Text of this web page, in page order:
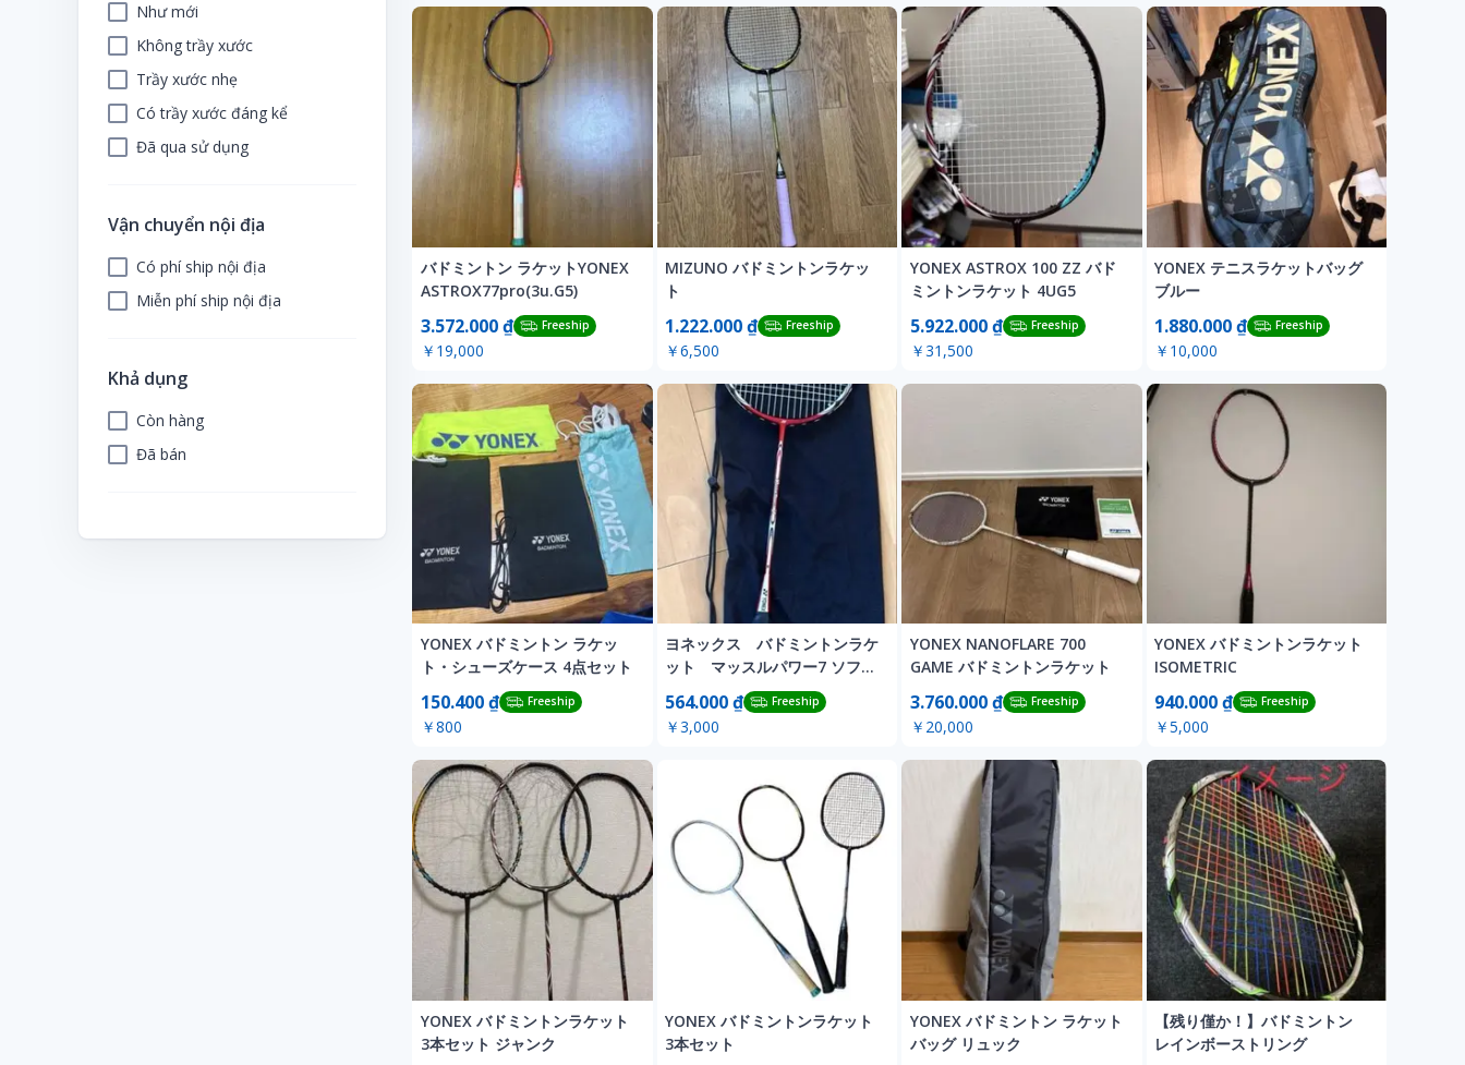
Như mới
Không trầy xước
Trầy xước nhẹ
Có trầy xước đáng kể
Đã qua sử dụng
Vận chuyển nội địa
Có phí ship nội địa
Miễn phí ship nội địa
Khả dụng
Còn hàng
Đã bán
バドミントン ラケットYONEX
ASTROX77pro(3u.G5)
3.572.000 ₫ Freeship
￥19,000
MIZUNO バドミントンラケッ
ト
1.222.000 ₫ Freeship
￥6,500
YONEX ASTROX 100 ZZ バド
ミントンラケット 4UG5
5.922.000 ₫ Freeship
￥31,500
YONEX テニスラケットバッグ
ブルー
1.880.000 ₫ Freeship
￥10,000
YONEX バドミントン ラケッ
ト・シューズケース 4点セット
150.400 ₫ Freeship
￥800
ヨネックス バドミントンラケ
ット マッスルパワー7 ソフト
564.000 ₫ Freeship
￥3,000
YONEX NANOFLARE 700
GAME バドミントンラケット
3.760.000 ₫ Freeship
￥20,000
YONEX バドミントンラケット
ISOMETRIC
940.000 ₫ Freeship
￥5,000
YONEX バドミントンラケット
3本セット ジャンク
YONEX バドミントンラケット
3本セット
YONEX バドミントン ラケット
バッグ リュック
【残り僅か！】バドミントン
レインボーストリング